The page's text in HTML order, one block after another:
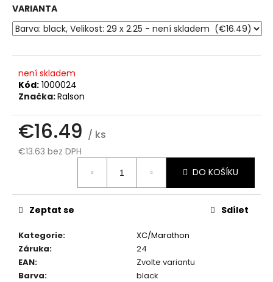
VARIANTA
není skladem
Kód: 1000024
Značka:Ralson
€16.49 / ks
€13.63 bez DPH
DO KOŠÍKU
Kategorie:
XC/Marathon
Záruka:
24
EAN:
Zvolte variantu
Barva:
black
Zeptat se Sdílet
D
p
o
u
e